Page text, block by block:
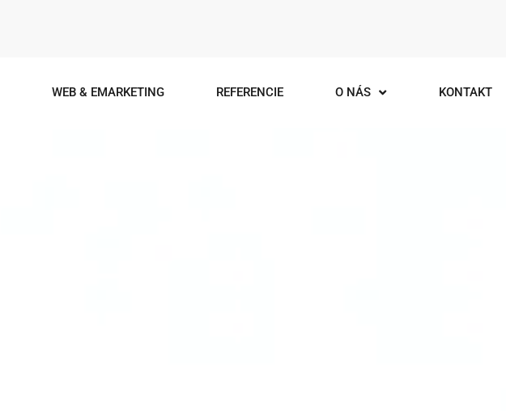
WEB & EMARKETING REFERENCIE O NÁS KONTAKT